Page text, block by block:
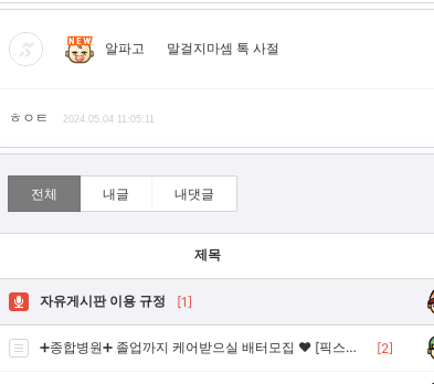
알파고 말걸지마셈 톡 사절
ㅎㅇㅌ 2024.05.04 11:05:11
전체 내글 내댓글
제목
자유게시판 이용 규정 [1]
➕종합병원➕ 졸업까지 케어받으실 배터모집 ❤ [픽스터모집] ❤ [2]